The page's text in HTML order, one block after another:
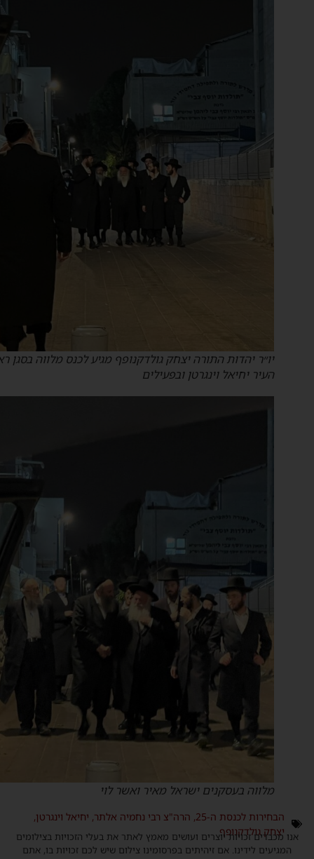
יו״ר יהדות התורה יצחק גולדקנופף מגיע לכנס מלווה בסגן ראש
העיר יחיאל וינגרטן ובפעילים
מלווה בעסקנים ישראל מאיר ואשר לוי
הבחירות לכנסת ה-25 ,הרה"צ רבי נחמיה אלתר,יחיאל וינגרטן,
יצחק גולדקנופף
אנו מכבדים זכויות יוצרים ועושים מאמץ לאתר את בעלי הזכויות בצילומים
המגיעים לידינו. אם זיהיתים בפרסומינו צילום שיש לכם זכויות בו, אתם